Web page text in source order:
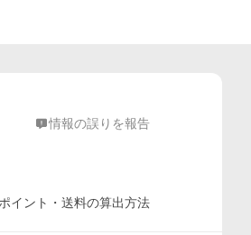
情報の誤りを報告
ポイント・送料の算出方法